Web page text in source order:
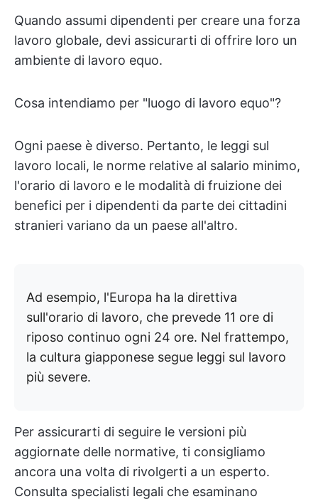
Quando assumi dipendenti per creare una forza
lavoro globale, devi assicurarti di offrire loro un
ambiente di lavoro equo.
Cosa intendiamo per "luogo di lavoro equo"?
Ogni paese è diverso. Pertanto, le leggi sul
lavoro locali, le norme relative al salario minimo,
l'orario di lavoro e le modalità di fruizione dei
benefici per i dipendenti da parte dei cittadini
stranieri variano da un paese all'altro.
Ad esempio, l'Europa ha la direttiva
sull'orario di lavoro, che prevede 11 ore di
riposo continuo ogni 24 ore. Nel frattempo,
la cultura giapponese segue leggi sul lavoro
più severe.
Per assicurarti di seguire le versioni più
aggiornate delle normative, ti consigliamo
ancora una volta di rivolgerti a un esperto.
Consulta specialisti legali che esaminano